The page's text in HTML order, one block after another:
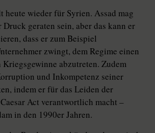
heute wieder für Syrien. Assad mag
geraten sein, aber das kann er
dass er zum Beispiel
zwingt, dem Regime einen
abzutreten. Zudem
und Inkompetenz seiner
indem er für das Leiden der
Act verantwortlich macht –
in den 1990er Jahren.